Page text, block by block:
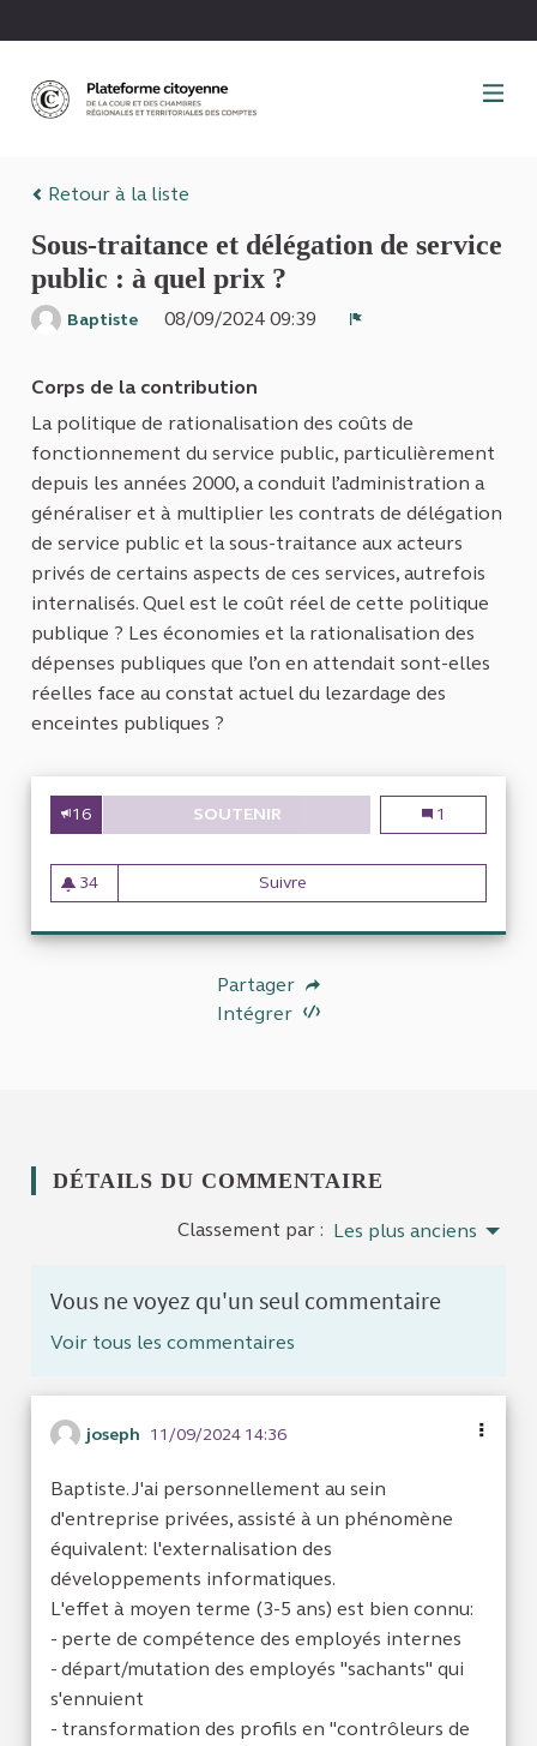
Retour à la liste
Sous-traitance et délégation de service
public : à quel prix ?
Baptiste
08/09/2024 09:39
Corps de la contribution
La politique de rationalisation des coûts de
fonctionnement du service public, particulièrement
depuis les années 2000, a conduit l’administration a
généraliser et à multiplier les contrats de délégation
de service public et la sous-traitance aux acteurs
privés de certains aspects de ces services, autrefois
internalisés. Quel est le coût réel de cette politique
publique ? Les économies et la rationalisation des
dépenses publiques que l’on en attendait sont-elles
réelles face au constat actuel du lezardage des
enceintes publiques ?
16 SOUTENIR SOUS-TRAITANCE ET
Sous-
1
34
34 abonnés
Suivre
Partager
Intégrer
DÉTAILS DU COMMENTAIRE
Classement par : Les plus anciens
Vous ne voyez qu'un seul commentaire
Voir tous les commentaires
joseph 11/09/2024 14:36
Baptiste. J'ai personnellement au sein
d'entreprise privées, assisté à un phénomène
équivalent: l'externalisation des
développements informatiques.
L'effet à moyen terme (3-5 ans) est bien connu:
- perte de compétence des employés internes
- départ/mutation des employés "sachants" qui
s'ennuient
- transformation des profils en "contrôleurs de